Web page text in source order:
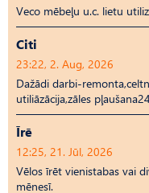
Veco mēbeļu u.c. lietu
Citi
23:22, 2. Aug, 2026
Dažādi darbi-
utiliāzācija,zāles
Īrē
12:25, 21. Jūl, 2026
Vēlos īrēt vienistabas vai
mēnesī.